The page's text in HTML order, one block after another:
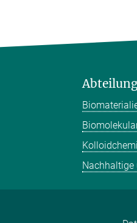
Nachhaltige